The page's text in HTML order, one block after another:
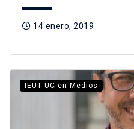
14 enero, 2019
IEUT UC en Medios